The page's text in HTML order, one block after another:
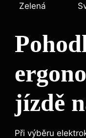
Zelená
jízdě
Při výběru